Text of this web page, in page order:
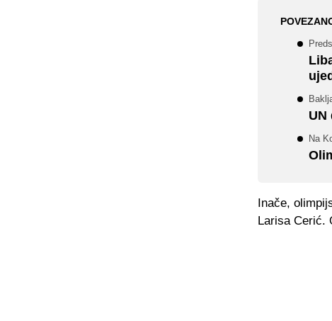
UN
Na
Inače,
Larisa Cerić.